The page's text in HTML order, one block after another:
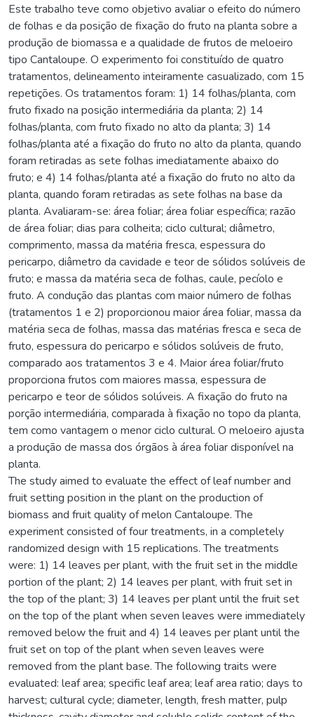
Este trabalho teve como objetivo avaliar o efeito do número
de folhas e da posição de fixação do fruto na planta sobre a
produção de biomassa e a qualidade de frutos de meloeiro
tipo Cantaloupe. O experimento foi constituído de quatro
tratamentos, delineamento inteiramente casualizado, com 15
repetições. Os tratamentos foram: 1) 14 folhas/planta, com
fruto fixado na posição intermediária da planta; 2) 14
folhas/planta, com fruto fixado no alto da planta; 3) 14
folhas/planta até a fixação do fruto no alto da planta, quando
foram retiradas as sete folhas imediatamente abaixo do
fruto; e 4) 14 folhas/planta até a fixação do fruto no alto da
planta, quando foram retiradas as sete folhas na base da
planta. Avaliaram-se: área foliar; área foliar específica; razão
de área foliar; dias para colheita; ciclo cultural; diâmetro,
comprimento, massa da matéria fresca, espessura do
pericarpo, diâmetro da cavidade e teor de sólidos solúveis de
fruto; e massa da matéria seca de folhas, caule, pecíolo e
fruto. A condução das plantas com maior número de folhas
(tratamentos 1 e 2) proporcionou maior área foliar, massa da
matéria seca de folhas, massa das matérias fresca e seca de
fruto, espessura do pericarpo e sólidos solúveis de fruto,
comparado aos tratamentos 3 e 4. Maior área foliar/fruto
proporciona frutos com maiores massa, espessura de
pericarpo e teor de sólidos solúveis. A fixação do fruto na
porção intermediária, comparada à fixação no topo da planta,
tem como vantagem o menor ciclo cultural. O meloeiro ajusta
a produção de massa dos órgãos à área foliar disponível na
planta.
The study aimed to evaluate the effect of leaf number and
fruit setting position in the plant on the production of
biomass and fruit quality of melon Cantaloupe. The
experiment consisted of four treatments, in a completely
randomized design with 15 replications. The treatments
were: 1) 14 leaves per plant, with the fruit set in the middle
portion of the plant; 2) 14 leaves per plant, with fruit set in
the top of the plant; 3) 14 leaves per plant until the fruit set
on the top of the plant when seven leaves were immediately
removed below the fruit and 4) 14 leaves per plant until the
fruit set on top of the plant when seven leaves were
removed from the plant base. The following traits were
evaluated: leaf area; specific leaf area; leaf area ratio; days to
harvest; cultural cycle; diameter, length, fresh matter, pulp